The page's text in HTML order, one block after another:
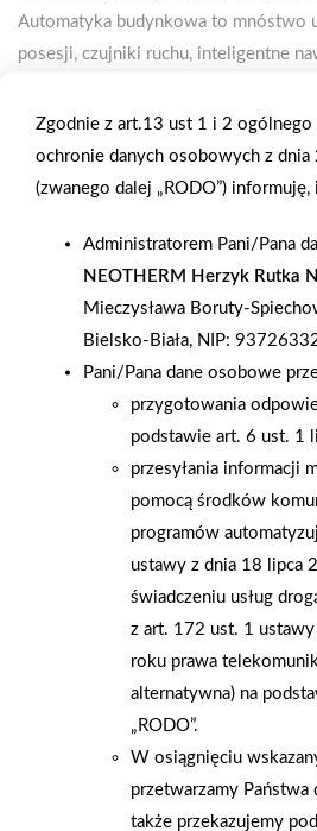
Automatyka budynkowa to mnóstwo
posesji, czujniki ruchu, inteligentne
warunków zewnętrznych i
obecność płynów w budynkach i
Inteligencja wkroczyła do domów w
taryfach. Sterując żarówkami,
możemy kontrolować zużycie
możemy też zwiększyć
systemom kamer czy alarmów.
mobilne Rozwój technologii
wszechstronny dostęp do sieci
w procesie ewolucji internetu rzeczy.
są również w zakresie bram
oraz drzwi wejściowych, które już
się z użytkownikami. Do systemu
podłączyć także furtkę, drzwi boczne
automatyczne drzwi tarasowe. Co
kontakt z domem z każdego miejsca
wystarczy telefon lub tablet z
Z jej poziomu użytkownik ustawi
zaplanuje, kiedy bramy czy drzwi
Poza scenariuszem również będzie
do swojej posesji i domu – np. gdy
a nikogo nie będzie w domu lub, gdy
Zgodnie z art.13 ust 1 i 2 ogólnego
ochronie danych osobowych z
(zwanego dalej „RODO”) informuję,
Administratorem Pani/Pana
NEOTHERM Herzyk Rutka
Mieczysława Boruty-
Bielsko-Biała, NIP:
Pani/Pana dane osobowe
przygotowania
podstawie art. 6 ust. 1
przesyłania informacji
pomocą środków
programów
ustawy z dnia 18 lipca
świadczeniu usług
z art. 172 ust. 1
roku prawa
alternatywna) na
„RODO”.
W osiągnięciu
przetwarzamy Państwa
także przekazujemy